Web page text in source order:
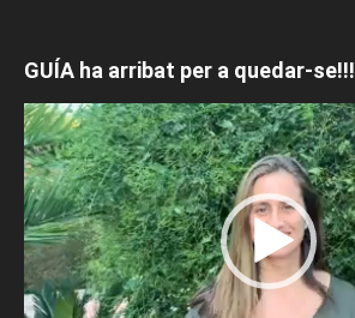
GUÍA ha arribat per a quedar-se!!!
Reproductor
de
vídeo